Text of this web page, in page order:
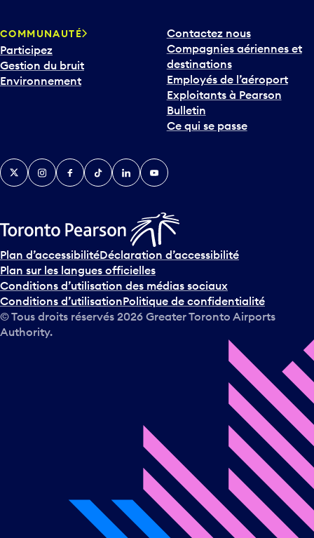
COMMUNAUTÉ
Participez
Gestion du bruit
Environnement
Contactez nous
Compagnies aériennes et
destinations
Employés de l’aéroport
Exploitants à Pearson
Bulletin
Ce qui se passe
TwitterInstagramFacebook
TikTokLinkedInYouTube
Plan d’accessibilitéDéclaration d’accessibilité
Plan sur les langues officielles
Conditions d’utilisation des médias sociaux
Conditions d’utilisationPolitique de confidentialité
© Tous droits réservés 2026 Greater Toronto Airports
Authority.